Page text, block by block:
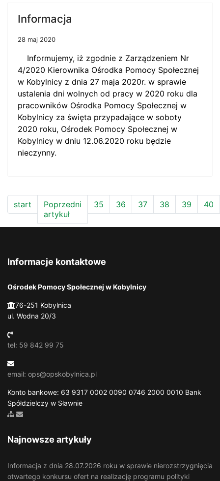
Informacja
28 maj 2020
Informujemy, iż zgodnie z Zarządzeniem Nr
4/2020 Kierownika Ośrodka Pomocy Społecznej
w Kobylnicy z dnia 27 maja 2020r. w sprawie
ustalenia dni wolnych od pracy w 2020 roku dla
pracowników Ośrodka Pomocy Społecznej w
Kobylnicy za święta przypadające w soboty
2020 roku, Ośrodek Pomocy Społecznej w
Kobylnicy w dniu 12.06.2020 roku będzie
nieczynny.
start
Poprzedni
artykuł
35 36 37 38 39 40
Informacje kontaktowe
Ośrodek Pomocy Społecznej w Kobylnicy
76-251 Kobylnica
ul. Wodna 20/3
tel: 59 842 99 75
email: ops@opskobylnica.pl
Konto bankowe: 63 9317 0002 0090 0746 2000 0010 Bank
Spółdzielczy w Sławnie
Zobacz mapę strony
Wyślij email
Najnowsze artykuły
Informacja z dnia 28.07.2026 roku w sprawie nierozstrzygnięcia
otwartego konkursu ofert na realizację programu polityki